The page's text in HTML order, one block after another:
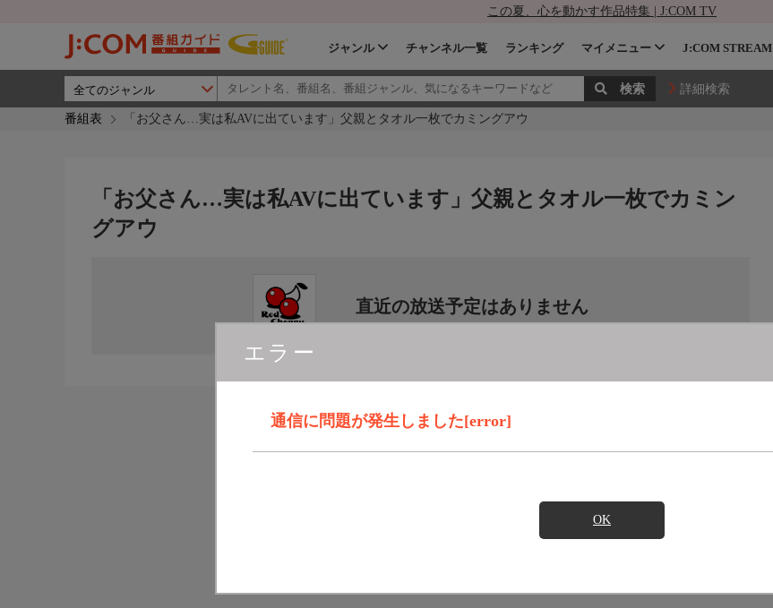
この夏、心を動かす作品特集 | J:COM TV
ジャンル チャンネル一覧 ランキング マイメニュー J:COM STREAM
詳細検索
番組表 「お父さん…実は私AVに出ています」父親とタオル一枚でカミングアウ
エラー
通信に問題が発生しました[error]
OK
「お父さん…実は私AVに出ています」父親とタオル一枚でカミン
グアウ
直近の放送予定はありません